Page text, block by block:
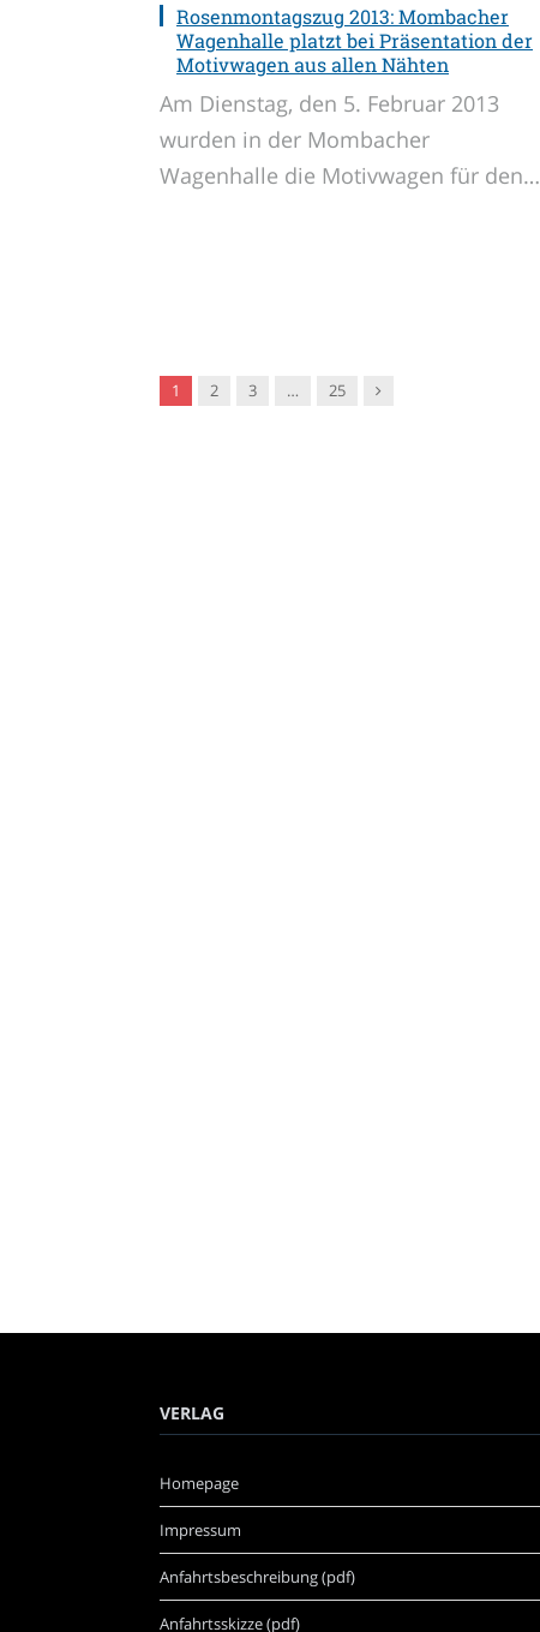
Rosenmontagszug 2013: Mombacher
Wagenhalle platzt bei Präsentation der
Motivwagen aus allen Nähten
Am Dienstag, den 5. Februar 2013
wurden in der Mombacher
Wagenhalle die Motivwagen für den…
1 2 3 … 25 Nachfolger
VERLAG
Homepage
Impressum
Anfahrtsbeschreibung (pdf)
Anfahrtsskizze (pdf)